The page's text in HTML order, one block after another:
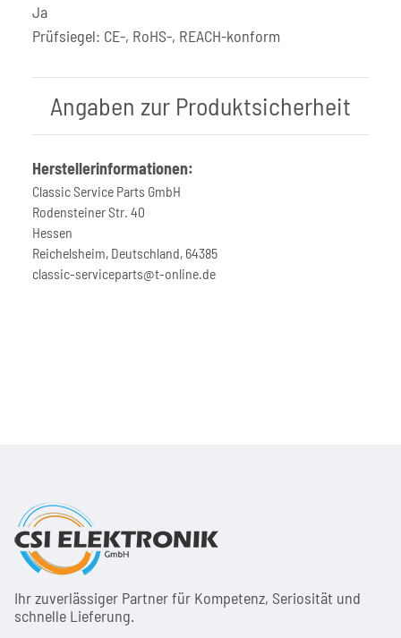
Ja
Prüfsiegel: CE-, RoHS-, REACH-konform
Angaben zur Produktsicherheit
Herstellerinformationen:
Classic Service Parts GmbH
Rodensteiner Str. 40
Hessen
Reichelsheim, Deutschland, 64385
classic-serviceparts@t-online.de
Ihr zuver­läs­siger Partner für Kom­pe­tenz, Seri­osi­tät und
schnel­le Lie­ferung.